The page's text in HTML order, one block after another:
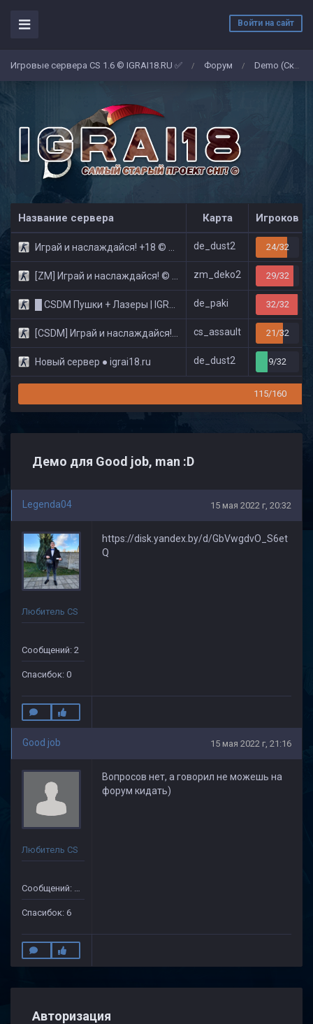
Войти на сайт
Игровые сервера CS 1.6 © IGRAI18.RU ✅ / Форум / Demo (Скриншоты)
Название сервера Карта Игроков
Играй и наслаждайся! +18 © Public de_dust2 24/32
[ZM] Играй и наслаждайся! © Zombie Show zm_deko2 29/32
█ CSDM Пушки + Лазеры | IGRAI18.RU ツ █ de_paki 32/32
[CSDM] Играй и наслаждайся! © Classic cs_assault 21/32
Новый сервер ● igrai18.ru de_dust2 9/32
115/160
Демо для Good job, man :D
Legenda04 15 мая 2022 г, 20:32
Любитель CS
Сообщений: 2
Спасибок: 0
https://disk.yandex.by/d/GbVwgdvO_S6et
Q
Good job 15 мая 2022 г, 21:16
Любитель CS
Сообщений: 47
Спасибок: 6
Вопросов нет, а говорил не можешь на
форум кидать)
Авторизация